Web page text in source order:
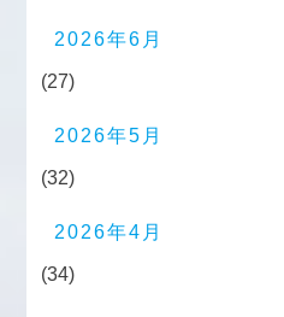
2026年6月
(27)
2026年5月
(32)
2026年4月
(34)